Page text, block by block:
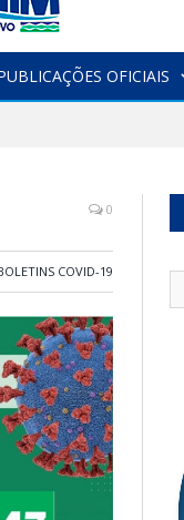
OFICIAIS
0
COVID-19